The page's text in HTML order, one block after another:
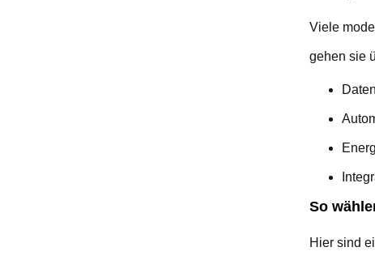
Viele
gehen sie
So
Hier sind